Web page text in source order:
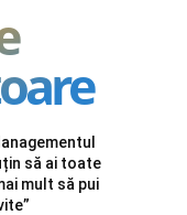
să ai toate
mult să pui